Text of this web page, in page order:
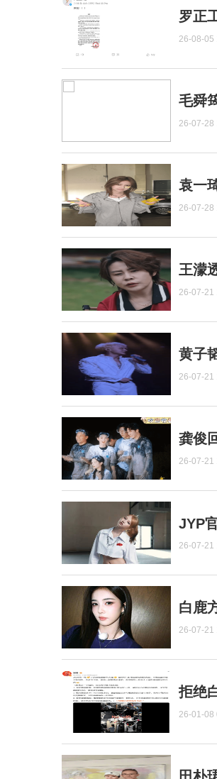
罗正
26-08-05
毛舜
26-07-28
袁一
26-07-28
王濛
26-07-21
黄子
26-07-21
龚俊
26-07-21
JYP
26-07-21
白鹿
26-07-21
拒绝
26-01-08